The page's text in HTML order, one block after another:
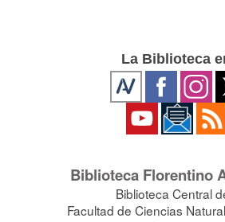
La Biblioteca
Biblioteca Florentino
Biblioteca Central
Facultad de Ciencias